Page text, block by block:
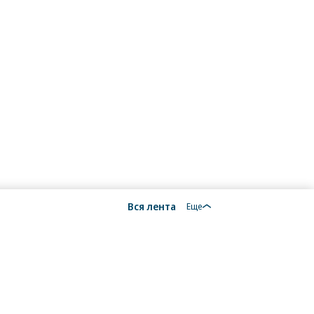
Вся лента Еще